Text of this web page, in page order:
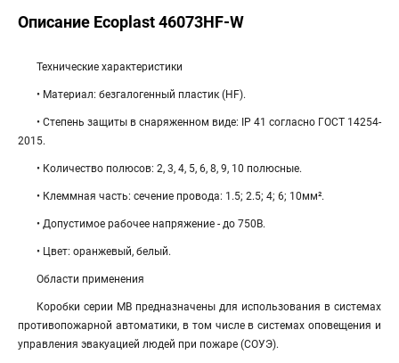
Описание Ecoplast 46073HF-W
Технические характеристики
• Материал: безгалогенный пластик (HF).
• Степень защиты в снаряженном виде: IP 41 согласно ГОСТ 14254-
2015.
• Количество полюсов: 2, 3, 4, 5, 6, 8, 9, 10 полюсные.
• Клеммная часть: cечение провода: 1.5; 2.5; 4; 6; 10мм².
• Допустимое рабочее напряжение - до 750В.
• Цвет: оранжевый, белый.
Области применения
Коробки серии МВ предназначены для использования в системах
противопожарной автоматики, в том числе в системах оповещения и
управления эвакуацией людей при пожаре (СОУЭ).